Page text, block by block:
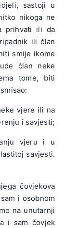
sastoji u
nikoga ne
prihvati ili da
ili član
smije ikome
član neke
tome, biti
vjere ili na
i savjesti;
vjeru i u
savjesti.
čovjekova
i osobnom
na unutarnji
i sam čovjek